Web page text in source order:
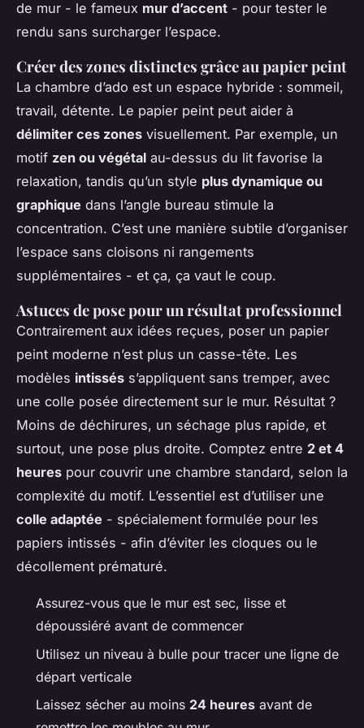
de mur - le fameux mur d’accent - pour tester le
rendu sans surcharger l’espace.
Créer des zones distinctes grâce au papier peint
La chambre d’ado est un espace hybride : sommeil,
travail, détente. Le papier peint peut aider à
délimiter ces zones visuellement. Par exemple, un
motif zen ou végétal au-dessus du lit favorise la
relaxation, tandis qu’un style plus dynamique ou
graphique dans l’angle bureau stimule la
concentration. C’est une manière subtile d’organiser
l’espace sans cloisons ni rangements
supplémentaires - et ça, ça vaut le coup.
Astuces de pose pour un résultat professionnel
Contrairement aux idées reçues, poser un papier
peint moderne n’est plus un casse-tête. Les
modèles intissés s’appliquent sans tremper, avec
une colle posée directement sur le mur. Résultat ?
Moins de déchirures, un séchage plus rapide, et
surtout, une pose plus droite. Comptez entre 2 et 4
heures pour couvrir une chambre standard, selon la
complexité du motif. L’essentiel est d’utiliser une
colle adaptée - spécialement formulée pour les
papiers intissés - afin d’éviter les cloques ou le
décollement prématuré.
Assurez-vous que le mur est sec, lisse et
dépoussiéré avant de commencer
Utilisez un niveau à bulle pour tracer une ligne de
départ verticale
Laissez sécher au moins 24 heures avant de